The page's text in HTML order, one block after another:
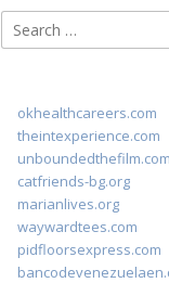
Search
for:
okhealthcareers.com
theintexperience.com
unboundedthefilm.com
catfriends-bg.org
marianlives.org
waywardtees.com
pidfloorsexpress.com